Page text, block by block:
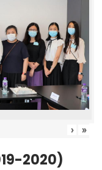
› »
2020)